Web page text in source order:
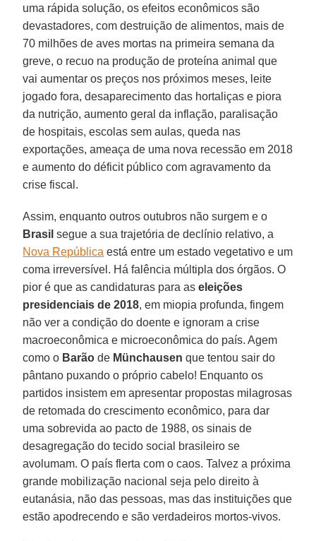
uma rápida solução, os efeitos econômicos são
devastadores, com destruição de alimentos, mais de
70 milhões de aves mortas na primeira semana da
greve, o recuo na produção de proteína animal que
vai aumentar os preços nos próximos meses, leite
jogado fora, desaparecimento das hortaliças e piora
da nutrição, aumento geral da inflação, paralisação
de hospitais, escolas sem aulas, queda nas
exportações, ameaça de uma nova recessão em 2018
e aumento do déficit público com agravamento da
crise fiscal.
Assim, enquanto outros outubros não surgem e o
Brasil segue a sua trajetória de declínio relativo, a
Nova República está entre um estado vegetativo e um
coma irreversível. Há falência múltipla dos órgãos. O
pior é que as candidaturas para aseleições
presidenciais de 2018, em miopia profunda, fingem
não ver a condição do doente e ignoram a crise
macroeconômica e microeconômica do país. Agem
como o Barão de Münchausen que tentou sair do
pântano puxando o próprio cabelo! Enquanto os
partidos insistem em apresentar propostas milagrosas
de retomada do crescimento econômico, para dar
uma sobrevida ao pacto de 1988, os sinais de
desagregação do tecido social brasileiro se
avolumam. O país flerta com o caos. Talvez a próxima
grande mobilização nacional seja pelo direito à
eutanásia, não das pessoas, mas das instituições que
estão apodrecendo e são verdadeiros mortos-vivos.